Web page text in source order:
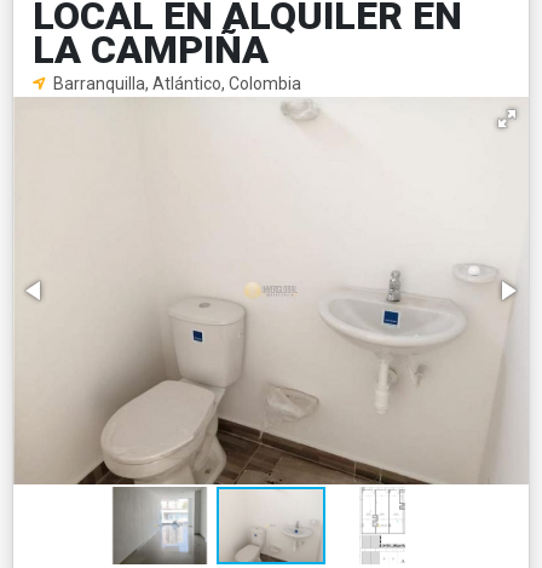
LOCAL EN ALQUILER EN
LA CAMPIÑA
Barranquilla, Atlántico, Colombia